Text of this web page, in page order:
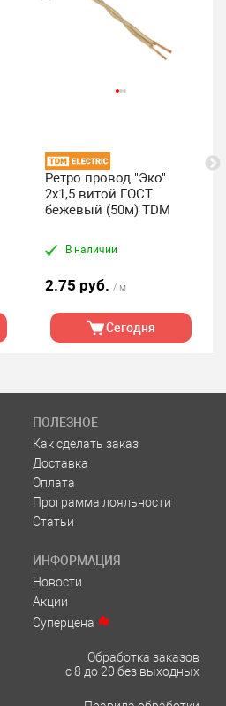
Ретро провод "Эко"
2х1,5 витой ГОСТ
бежевый (50м) TDM
В наличии
2.75 руб. / м
Сегодня
ПОЛЕЗНОЕ
Как сделать заказ
Доставка
Оплата
Программа лояльности
Статьи
ИНФОРМАЦИЯ
Новости
Акции
Суперцена
Обработка заказов
с 8 до 20 без выходных